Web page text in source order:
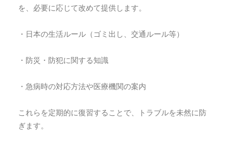
を、必要に応じて改めて提供します。
・日本の生活ルール（ゴミ出し、交通ルール等）
・防災・防犯に関する知識
・急病時の対応方法や医療機関の案内
これらを定期的に復習することで、トラブルを未然に防
ぎます。